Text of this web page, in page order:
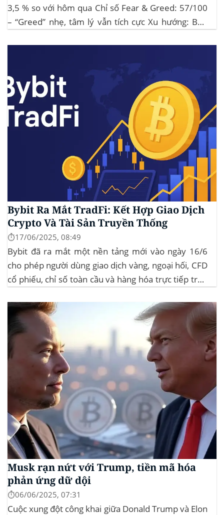
3,5 % so với hôm qua Chỉ số Fear & Greed: 57/100
– “Greed” nhẹ, tâm lý vẫn tích cực Xu hướng: BTC
Bybit Ra Mắt TradFi: Kết Hợp Giao Dịch
Crypto Và Tài Sản Truyền Thống
⏱️17/06/2025, 08:49
Bybit đã ra mắt một nền tảng mới vào ngày 16/6
cho phép người dùng giao dịch vàng, ngoại hối, CFD
cổ phiếu, chỉ số toàn cầu và hàng hóa trực tiếp trên
giao dịch tiền mã hóa...
Musk rạn nứt với Trump, tiền mã hóa
phản ứng dữ dội
⏱️06/06/2025, 07:31
Cuộc xung đột công khai giữa Donald Trump và Elon